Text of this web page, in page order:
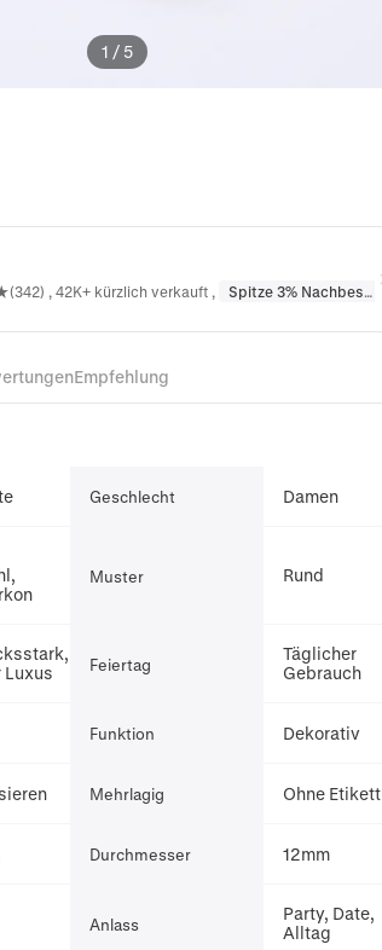
1 / 5
, 42K+ kürzlich verkauft , Spitze 3% Nachbestellt
Empfehlung
Geschlecht Damen
Muster Rund
Luxus
Feiertag
Täglicher
Gebrauch
Funktion Dekorativ
Mehrlagig Ohne Etikett
Durchmesser 12mm
Anlass
Party, Date,
Alltag